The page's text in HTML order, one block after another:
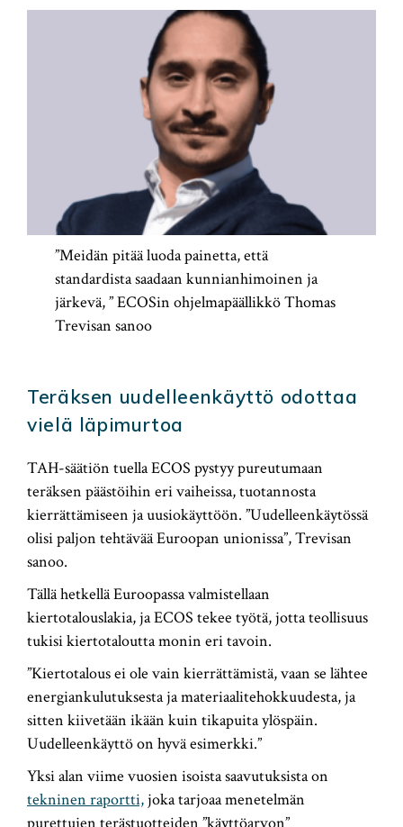
”Meidän pitää luoda painetta, että
standardista saadaan kunnianhimoinen ja
järkevä, ” ECOSin ohjelmapäällikkö Thomas
Trevisan sanoo
Teräksen uudelleenkäyttö odottaa
vielä läpimurtoa
TAH-säätiön tuella ECOS pystyy pureutumaan
teräksen päästöihin eri vaiheissa, tuotannosta
kierrättämiseen ja uusiokäyttöön. ”Uudelleenkäytössä
olisi paljon tehtävää Euroopan unionissa”, Trevisan
sanoo.
Tällä hetkellä Euroopassa valmistellaan
kiertotalouslakia, ja ECOS tekee työtä, jotta teollisuus
tukisi kiertotaloutta monin eri tavoin.
”Kiertotalous ei ole vain kierrättämistä, vaan se lähtee
energiankulutuksesta ja materiaalitehokkuudesta, ja
sitten kiivetään ikään kuin tikapuita ylöspäin.
Uudelleenkäyttö on hyvä esimerkki.”
Yksi alan viime vuosien isoista saavutuksista on
tekninen raportti,joka tarjoaa menetelmän
purettujen terästuotteiden ”käyttöarvon”